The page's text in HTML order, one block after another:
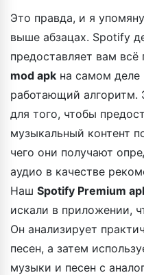
Это правда, и я
выше абзацах. Spotify
предоставляет вам
mod apk на самом деле
работающий алгоритм.
для того, чтобы
музыкальный контент
чего они получают
аудио в качестве
Наш Spotify Premium
искали в приложении,
Он анализирует
песен, а затем
музыки и песен с